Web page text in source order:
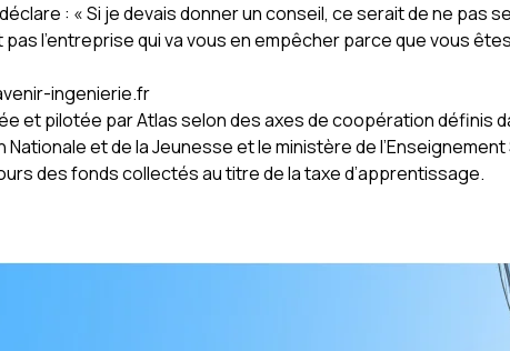
: « Si je devais donner un conseil, ce serait de ne pas
pas l’entreprise qui va vous en empêcher parce que vous
ingenierie.fr
et pilotée par Atlas selon des axes de coopération définis
Nationale et de la Jeunesse et le ministère de
des fonds collectés au titre de la taxe d’apprentissage.